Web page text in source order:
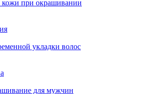
кожи при окрашивании
укладки волос
для мужчин